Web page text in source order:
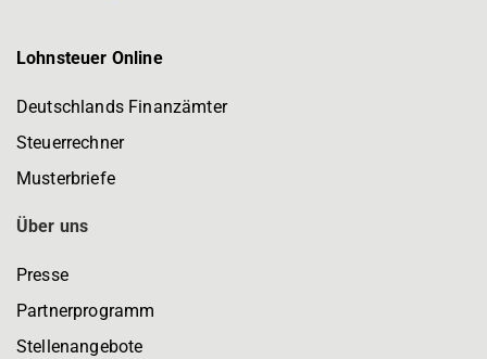
Lohnsteuer Online
Deutschlands Finanzämter
Steuerrechner
Musterbriefe
Über uns
Presse
Partnerprogramm
Stellenangebote